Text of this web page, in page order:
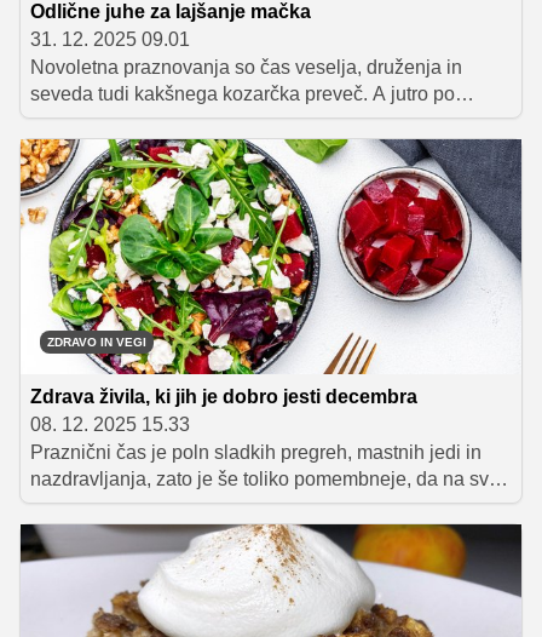
Odlične juhe za lajšanje mačka
31. 12. 2025 09.01
Novoletna praznovanja so čas veselja, druženja in
seveda tudi kakšnega kozarčka preveč. A jutro po
zabavi se lahko spremeni v bitko s pomanjkanjem
energije, glavobolom in dehidracijo. Kadar smo
'mačkasti', so juhe odlična izbira, da si povrnemo moči.
So lahke za prebavo, polne hranilnih snovi in nas hkrati
tudi rehidrirajo.
ZDRAVO IN VEGI
Zdrava živila, ki jih je dobro jesti decembra
08. 12. 2025 15.33
Praznični čas je poln sladkih pregreh, mastnih jedi in
nazdravljanja, zato je še toliko pomembneje, da na svoj
jedilnik vključimo živila, ki bodo podprla naše zdravje in
pomagala telesu pri regeneraciji. Spodaj je
predstavljenih sedem zdravih živil, ki so odlična izbira
za decembrski jedilnik in so enostavna za vključitev v
vsakdanjo prehrano.